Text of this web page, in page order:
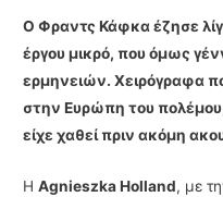
Ο Φραντς Κάφκα έζησε
έργου μικρό, που όμως
ερμηνειών. Χειρόγραφα
στην Ευρώπη του
είχε χαθεί πριν ακόμη
ΗAgnieszka Holland, με